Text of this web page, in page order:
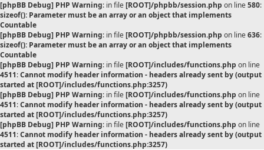
[phpBB Debug] PHP Warning: in file[ROOT]/phpbb/session.php on line580:
sizeof(): Parameter must be an array or an object that implements
Countable
[phpBB Debug] PHP Warning: in file[ROOT]/phpbb/session.php on line636:
sizeof(): Parameter must be an array or an object that implements
Countable
[phpBB Debug] PHP Warning: in file[ROOT]/includes/functions.php on line
4511:Cannot modify header information - headers already sent by (output
started at [ROOT]/includes/functions.php:3257)
[phpBB Debug] PHP Warning: in file[ROOT]/includes/functions.php on line
4511:Cannot modify header information - headers already sent by (output
started at [ROOT]/includes/functions.php:3257)
[phpBB Debug] PHP Warning: in file[ROOT]/includes/functions.php on line
4511:Cannot modify header information - headers already sent by (output
started at [ROOT]/includes/functions.php:3257)